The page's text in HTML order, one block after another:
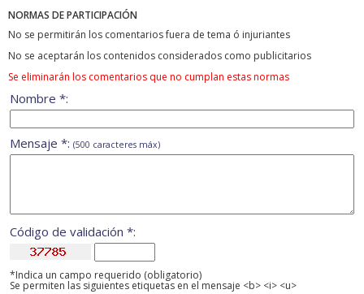
NORMAS DE PARTICIPACIÓN
No se permitirán los comentarios fuera de tema ó injuriantes
No se aceptarán los contenidos considerados como publicitarios
Se eliminarán los comentarios que no cumplan estas normas
Nombre *:
Mensaje *: (500 caracteres máx)
Código de validación *:
*Indica un campo requerido (obligatorio)
Se permiten las siguientes etiquetas en el mensaje <b> <i> <u>